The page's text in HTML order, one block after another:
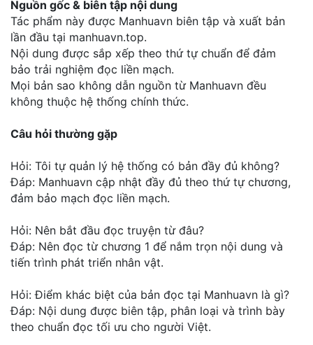
Tin
Tức
Tải
App
Nguồn gốc & biên tập nội dung
Tác phẩm này được Manhuavn biên tập và xuất bản
lần đầu tại manhuavn.top.
Nội dung được sắp xếp theo thứ tự chuẩn để đảm
bảo trải nghiệm đọc liền mạch.
Mọi bản sao không dẫn nguồn từ Manhuavn đều
không thuộc hệ thống chính thức.
Câu hỏi thường gặp
Hỏi: Tôi tự quản lý hệ thống có bản đầy đủ không?
Đáp: Manhuavn cập nhật đầy đủ theo thứ tự chương,
đảm bảo mạch đọc liền mạch.
Hỏi: Nên bắt đầu đọc truyện từ đâu?
Đáp: Nên đọc từ chương 1 để nắm trọn nội dung và
tiến trình phát triển nhân vật.
Hỏi: Điểm khác biệt của bản đọc tại Manhuavn là gì?
Đáp: Nội dung được biên tập, phân loại và trình bày
theo chuẩn đọc tối ưu cho người Việt.